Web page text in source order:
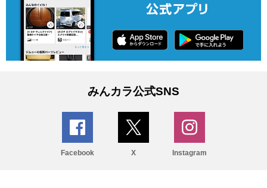
みんカラ公式SNS
Facebook X Instagram